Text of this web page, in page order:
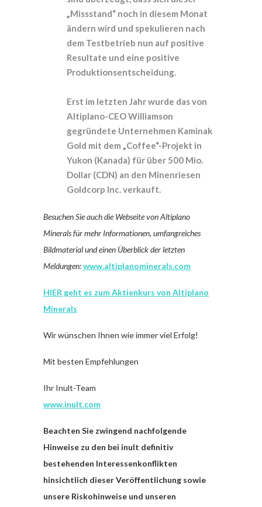
„Missstand“ noch in diesem Monat
ändern wird und spekulieren nach
dem Testbetrieb nun auf positive
Resultate und eine positive
Produktionsentscheidung.
Erst im letzten Jahr wurde das von
Altiplano-CEO Williamson
gegründete Unternehmen Kaminak
Gold mit dem „Coffee“-Projekt in
Yukon (Kanada) für über 500 Mio.
Dollar (CDN) an den Minenriesen
Goldcorp Inc. verkauft.
Besuchen Sie auch die Webseite von Altiplano
Minerals für mehr Informationen, umfangreiches
Bildmaterial und einen Überblick der letzten
Meldungen:www.altiplanominerals.com
HIER geht es zum Aktienkurs von Altiplano
Minerals
Wir wünschen Ihnen wie immer viel Erfolg!
Mit besten Empfehlungen
Ihr Inult-Team
www.inult.com
Beachten Sie zwingend nachfolgende
Hinweise zu den bei inult definitiv
bestehenden Interessenkonflikten
hinsichtlich dieser Veröffentlichung sowie
unsere Riskohinweise und unseren